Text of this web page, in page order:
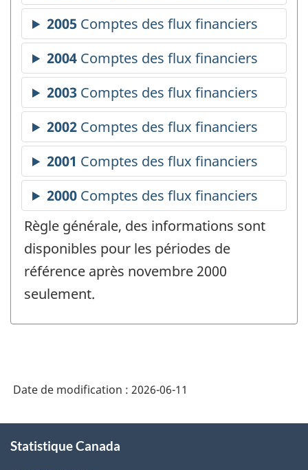
Règle générale, des informations sont
disponibles pour les périodes de
référence après novembre 2000
seulement.
Date de modification : 2026-06-11
propos
Statistique Canada